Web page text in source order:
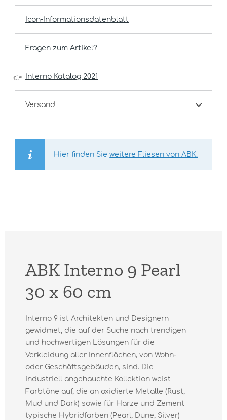
Icon-Informationsdatenblatt
Fragen zum Artikel?
👉 Interno Katalog 2021
Versand
Hier finden Sieweitere Fliesen von ABK.
ABK Interno 9 Pearl
30 x 60 cm
Interno 9 ist Architekten und Designern
gewidmet, die auf der Suche nach trendigen
und hochwertigen Lösungen für die
Verkleidung aller Innenflächen, von Wohn-
oder Geschäftsgebäuden, sind. Die
industriell angehauchte Kollektion weist
Farbtöne auf, die an oxidierte Metalle (Rust,
Mud und Dark) sowie für Harze und Zement
typische Hybridfarben (Pearl, Dune, Silver)